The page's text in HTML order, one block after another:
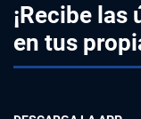
¡Recibe
en tus